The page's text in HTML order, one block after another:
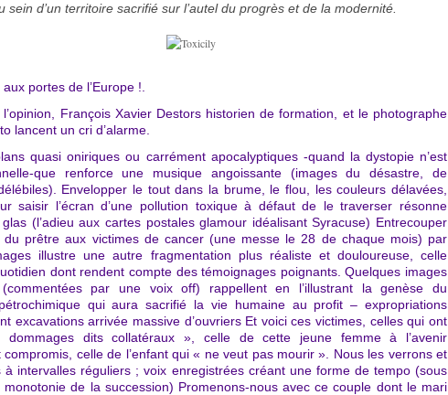
sein d’un territoire sacrifié sur l’autel du progrès et de la modernité.
portes de l’Europe !.
l’opinion, François Xavier Destors historien de formation, et le photographe
lancent un cri d’alarme.
quasi oniriques ou carrément apocalyptiques -quand la dystopie n’est
que renforce une musique angoissante (images du désastre, de
Envelopper le tout dans la brume, le flou, les couleurs délavées,
saisir l’écran d’une pollution toxique à défaut de le traverser résonne
(l’adieu aux cartes postales glamour idéalisant Syracuse) Entrecouper
du prêtre aux victimes de cancer (une messe le 28 de chaque mois) par
illustre une autre fragmentation plus réaliste et douloureuse, celle
dont rendent compte des témoignages poignants. Quelques images
(commentées par une voix off) rappellent en l’illustrant la genèse du
qui aura sacrifié la vie humaine au profit – expropriations
excavations arrivée massive d’ouvriers Et voici ces victimes, celles qui ont
dits collatéraux », celle de cette jeune femme à l’avenir
compromis, celle de l’enfant qui « ne veut pas mourir ». Nous les verrons et
à intervalles réguliers ; voix enregistrées créant une forme de tempo (sous
monotonie de la succession) Promenons-nous avec ce couple dont le mari